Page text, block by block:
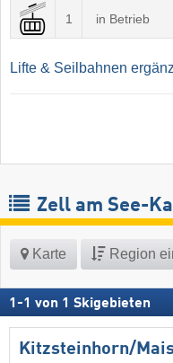
1 in Betrieb
Lifte & Seilbahnen
Zell am See-
Karte Region
1 -1 von 1 Skigebieten
Kitzsteinhorn/​